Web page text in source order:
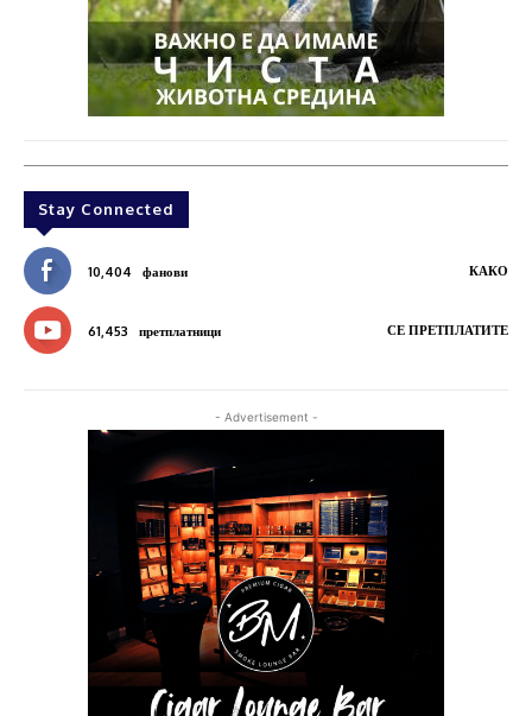
Stay Connected
10,404 фанови КАКО
61,453 претплатници СЕ ПРЕТПЛАТИТЕ
- Advertisement -